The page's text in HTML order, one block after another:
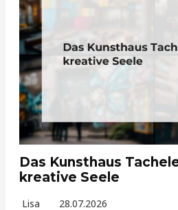
Das Kunsthaus
kreative Seele
Lisa 28.07.2026